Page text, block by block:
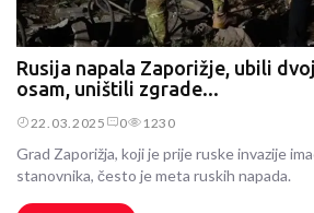
Rusija napala Zaporižje, ubili
osam, uništili zgrade...
22.03.2025 0 1230
Grad Zaporižja, koji je prije ruske invazije
stanovnika, često je meta ruskih napada.